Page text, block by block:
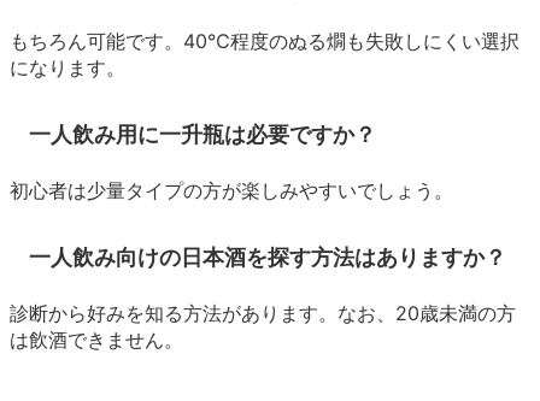
もちろん可能です。40℃程度のぬる燗も失敗しにくい選択
になります。
一人飲み用に一升瓶は必要ですか？
初心者は少量タイプの方が楽しみやすいでしょう。
一人飲み向けの日本酒を探す方法はありますか？
診断から好みを知る方法があります。なお、20歳未満の方
は飲酒できません。